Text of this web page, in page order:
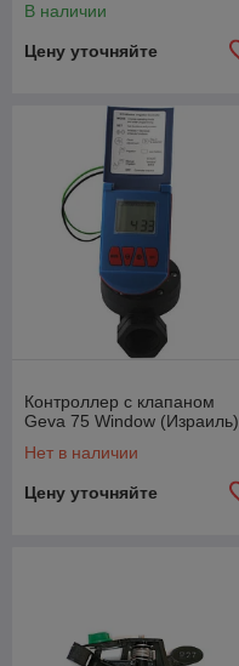
В наличии
Цену уточняйте
Контроллер с клапаном
Geva 75 Window (Израиль)
Нет в наличии
Цену уточняйте